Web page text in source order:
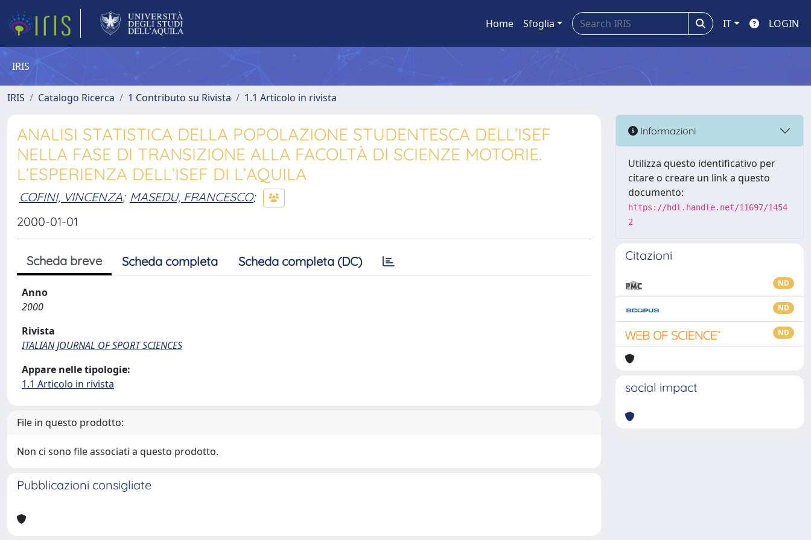
Home Sfoglia IT LOGIN
IRIS
IRIS Catalogo Ricerca 1 Contributo su Rivista 1.1 Articolo in rivista
ANALISI STATISTICA DELLA POPOLAZIONE STUDENTESCA DELL’ISEF
NELLA FASE DI TRANSIZIONE ALLA FACOLTÀ DI SCIENZE MOTORIE.
L’ESPERIENZA DELL’ISEF DI L’AQUILA
COFINI, VINCENZA; MASEDU, FRANCESCO;
2000-01-01
Scheda breve Scheda completa Scheda completa (DC)
Anno
2000
Rivista
ITALIAN JOURNAL OF SPORT SCIENCES
Appare nelle tipologie:
1.1 Articolo in rivista
File in questo prodotto:
Non ci sono file associati a questo prodotto.
Pubblicazioni consigliate
Informazioni
Utilizza questo identificativo per
citare o creare un link a questo
documento:
https://hdl.handle.net/11697/1454
2
Citazioni
ND
ND
ND
social impact